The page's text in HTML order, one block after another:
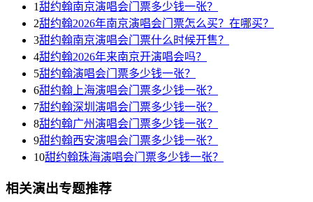
1甜约翰南京演唱会门票多少钱一张？
2甜约翰2026年南京演唱会门票怎么买？在哪买？
3甜约翰南京演唱会门票什么时候开售？
4甜约翰2026年来南京开演唱会吗？
5甜约翰演唱会门票多少钱一张？
6甜约翰上海演唱会门票多少钱一张？
7甜约翰深圳演唱会门票多少钱一张？
8甜约翰广州演唱会门票多少钱一张？
9甜约翰西安演唱会门票多少钱一张？
10甜约翰珠海演唱会门票多少钱一张？
相关演出专题推荐